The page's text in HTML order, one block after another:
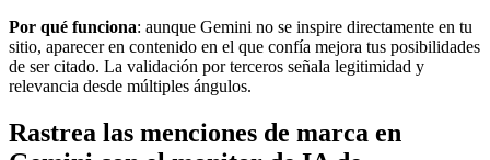
Por qué funciona: aunque Gemini no se inspire directamente en tu
sitio, aparecer en contenido en el que confía mejora tus posibilidades
de ser citado. La validación por terceros señala legitimidad y
relevancia desde múltiples ángulos.
Rastrea las menciones de marca en